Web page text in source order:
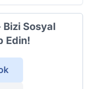
Sosyal
Edin!